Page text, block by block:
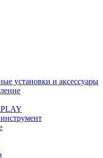
установки и аксессуары